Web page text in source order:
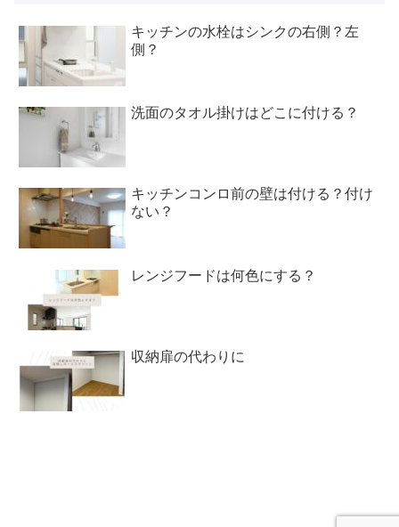
キッチンの水栓はシンクの右側？左
側？
洗面のタオル掛けはどこに付ける？
キッチンコンロ前の壁は付ける？付け
ない？
レンジフードは何色にする？
収納扉の代わりに